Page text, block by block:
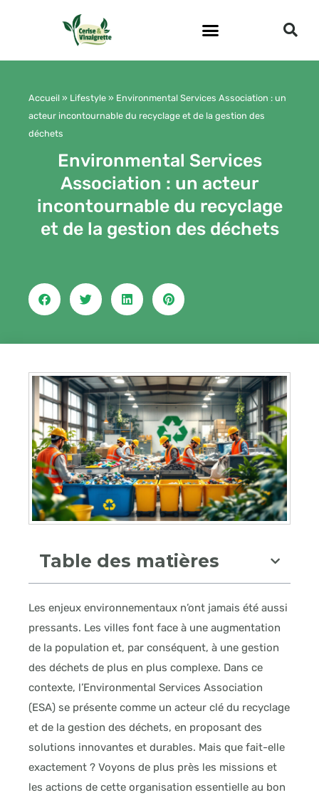
Accueil » Lifestyle » Environmental Services Association : un
acteur incontournable du recyclage et de la gestion des
déchets
Environmental Services
Association : un acteur
incontournable du recyclage
et de la gestion des déchets
Table des matières
Les enjeux environnementaux n’ont jamais été aussi
pressants. Les villes font face à une augmentation
de la population et, par conséquent, à une gestion
des déchets de plus en plus complexe. Dans ce
contexte, l’Environmental Services Association
(ESA) se présente comme un acteur clé du recyclage
et de la gestion des déchets, en proposant des
solutions innovantes et durables. Mais que fait-elle
exactement ? Voyons de plus près les missions et
les actions de cette organisation essentielle au bon